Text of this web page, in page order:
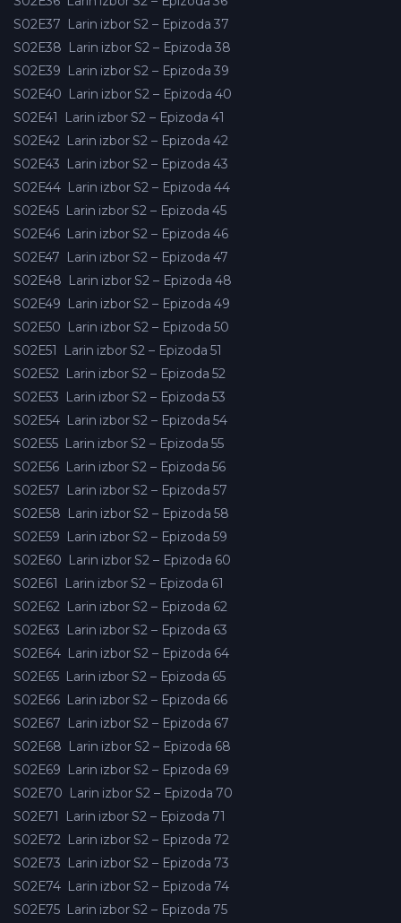
S02E37 Larin izbor S2 – Epizoda 37
S02E38 Larin izbor S2 – Epizoda 38
S02E39 Larin izbor S2 – Epizoda 39
S02E40 Larin izbor S2 – Epizoda 40
S02E41
Larin izbor S2 – Epizoda 41
S02E42 Larin izbor S2 – Epizoda 42
S02E43 Larin izbor S2 – Epizoda 43
S02E44 Larin izbor S2 – Epizoda 44
S02E45 Larin izbor S2 – Epizoda 45
S02E46 Larin izbor S2 – Epizoda 46
S02E47 Larin izbor S2 – Epizoda 47
S02E48 Larin izbor S2 – Epizoda 48
S02E49 Larin izbor S2 – Epizoda 49
S02E50 Larin izbor S2 – Epizoda 50
S02E51
Larin izbor S2 – Epizoda 51
S02E52 Larin izbor S2 – Epizoda 52
S02E53 Larin izbor S2 – Epizoda 53
S02E54 Larin izbor S2 – Epizoda 54
S02E55 Larin izbor S2 – Epizoda 55
S02E56 Larin izbor S2 – Epizoda 56
S02E57 Larin izbor S2 – Epizoda 57
S02E58 Larin izbor S2 – Epizoda 58
S02E59 Larin izbor S2 – Epizoda 59
S02E60 Larin izbor S2 – Epizoda 60
S02E61
Larin izbor S2 – Epizoda 61
S02E62 Larin izbor S2 – Epizoda 62
S02E63 Larin izbor S2 – Epizoda 63
S02E64 Larin izbor S2 – Epizoda 64
S02E65 Larin izbor S2 – Epizoda 65
S02E66 Larin izbor S2 – Epizoda 66
S02E67 Larin izbor S2 – Epizoda 67
S02E68 Larin izbor S2 – Epizoda 68
S02E69 Larin izbor S2 – Epizoda 69
S02E70 Larin izbor S2 – Epizoda 70
S02E71
Larin izbor S2 – Epizoda 71
S02E72 Larin izbor S2 – Epizoda 72
S02E73 Larin izbor S2 – Epizoda 73
S02E74 Larin izbor S2 – Epizoda 74
S02E75 Larin izbor S2 – Epizoda 75